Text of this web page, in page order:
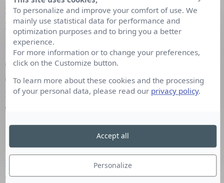
les plateformes et les adapter aux origines
linguistiques et culturelles de leur clientèle.
Par ailleurs, compte tenu de la forte concurrence
dans ce secteur, le community management
demandera de fortes connaissances en matière de
référencement naturel, afin de pousser du contenu
vers les demandes « naturelles » des internautes
sur les moteurs de recherche.
Enfin, le community manager devra posséder à
priori une connaissance importante du secteur
d’activité. Elle est indispensable pour représenter
To personalize and improve your comfort of use. We
mainly use statistical data for performance and
optimization purposes and to bring you a better
experience.
For more information or to change your preferences,
click on the Customize button.
To learn more about these cookies and the processing
of your personal data, please read our privacy policy.
Personalize
Accept all